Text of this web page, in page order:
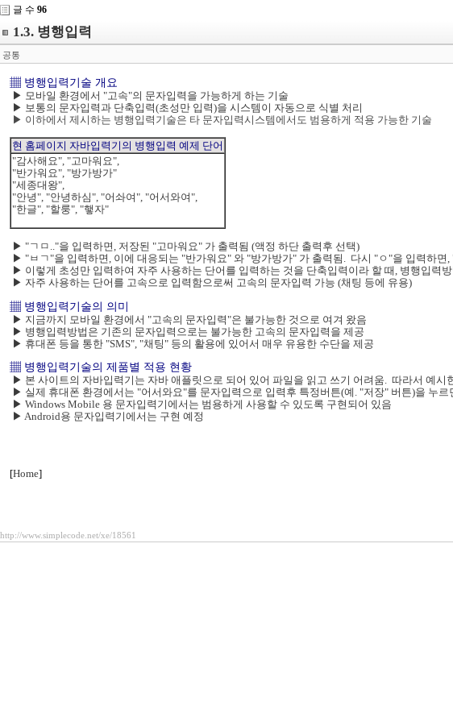
글 수 96
1.3. 병행입력
공통
▦ 병행입력기술 개요
▶ 모바일 환경에서 "고속"의 문자입력을 가능하게 하는 기술
▶ 보통의 문자입력과 단축입력(초성만 입력)을 시스템이 자동으로 식별 처리
▶ 이하에서 제시하는 병행입력기술은 타 문자입력시스템에서도 범용하게 적용 가능한 기술
현 홈페이지 자바입력기의 병행입력 예제 단어
"감사해요", "고마워요",
"반가워요", "방가방가"
"세종대왕",
"안녕", "안녕하심", "어솨여", "어서와여",
"한글", "할룽", "햏자"
▶ "ㄱㅁ.."을 입력하면, 저장된 "고마워요" 가 출력됨 (액정 하단 출력후 선택)
▶ "ㅂㄱ"을 입력하면, 이에 대응되는 "반가워요" 와 "방가방가" 가 출력됨. 다시 "ㅇ"을 입력하면
▶ 이렇게 초성만 입력하여 자주 사용하는 단어를 입력하는 것을 단축입력이라 할 때, 병행입력
▶ 자주 사용하는 단어를 고속으로 입력함으로써 고속의 문자입력 가능 (채팅 등에 유용)
▦ 병행입력기술의 의미
▶ 지금까지 모바일 환경에서 "고속의 문자입력"은 불가능한 것으로 여겨 왔음
▶ 병행입력방법은 기존의 문자입력으로는 불가능한 고속의 문자입력을 제공
▶ 휴대폰 등을 통한 "SMS", "채팅" 등의 활용에 있어서 매우 유용한 수단을 제공
▦ 병행입력기술의 제품별 적용 현황
▶ 본 사이트의 자바입력기는 자바 애플릿으로 되어 있어 파일을 읽고 쓰기 어려움. 따라서 예
▶ 실제 휴대폰 환경에서는 "어서와요"를 문자입력으로 입력후 특정버튼(예. "저장" 버튼)을 누
▶ Windows Mobile 용 문자입력기에서는 범용하게 사용할 수 있도록 구현되어 있음
▶ Android용 문자입력기에서는 구현 예정
[Home]
http://www.simplecode.net/xe/18561